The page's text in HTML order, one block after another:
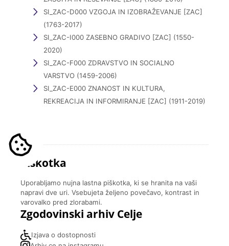
SI_ZAC-D000 VZGOJA IN IZOBRAŽEVANJE [ZAC]
(1763-2017)
SI_ZAC-I000 ZASEBNO GRADIVO [ZAC] (1550-
2020)
SI_ZAC-F000 ZDRAVSTVO IN SOCIALNO
VARSTVO (1459-2006)
SI_ZAC-E000 ZNANOST IN KULTURA,
REKREACIJA IN INFORMIRANJE [ZAC] (1911-2019)
Piškotka
Uporabljamo nujna lastna piškotka, ki se hranita na vaši
napravi dve uri. Vsebujeta željeno povečavo, kontrast in
varovalko pred zlorabami.
Zgodovinski arhiv Celje
Izjava o dostopnosti